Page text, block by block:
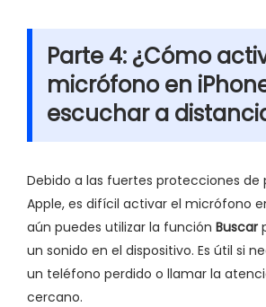
Parte 4: ¿Cómo
micrófono en
escuchar a
Debido a las fuertes protecciones de
Apple, es difícil activar el micrófono
aún puedes utilizar la función Buscar
un sonido en el dispositivo. Es útil si
un teléfono perdido o llamar la
cercano.